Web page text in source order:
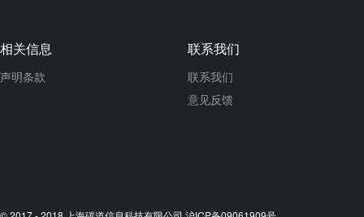
相关信息
声明条款
联系我们
联系我们
意见反馈